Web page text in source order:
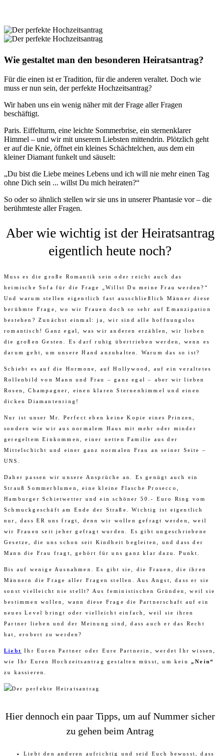
Wie gestaltet man den besonderen Heiratsantrag?
Für die einen ist er Tradition, für die anderen veraltet. Doch wie
muss er nun sein, der perfekte Hochzeitsantrag?
Wir haben uns ein wenig näher mit der Frage aller Fragen
beschäftigt.
Paris. Eiffelturm, eine leichte Sommerbrise, ein sternenklarer
Himmel – und wir mit unserem Liebsten mittendrin. Plötzlich geht
er auf die Knie, öffnet ein kleines Schächtelchen, aus dem ein
kleiner Diamant funkelt und säuselt:
„Du bist die Liebe meines Lebens und ich will nie mehr einen Tag
ohne Dich sein ... willst Du mich heiraten?“
So oder so ähnlich stellen wir sie uns in unserer Phantasie vor – die
berühmteste aller Fragen.
Aber wie wichtig ist der Heiratsantrag
eigentlich heute noch?
Muss es die große Romantik sein oder reicht auch das
heimische Sofa für die Frage „Willst Du meine Frau werden?“
Und warum stellen eigentlich fast ausschließlich Männer diese
berühmte Frage, wo wir Frauen doch so sehr auf Emanzipation
bestehen? Zunächst einmal: ja, wir sind alle hoffnungslos
romantisch! Ganz egal, was wir anderen erzählen, wir lieben
die großen Gesten. Es darf ruhig übertrieben werden, wenn es
darum geht, um unsere Hand anzuhalten. Warum das so ist?
Schiebt es auf die Hormone, auf Hollywood, auf ein veraltetes
Rollenbild von Mann und Frau – ganz egal – aber wir lieben
Rosen, Champagner, einen klaren Sternenhimmel und einen
dicken Diamantenring!
Nur ist unser Mr. Perfect eben keine Kopie eines Prinzen,
sondern wie wir aus normalem Haus mit mehr oder minder
geregeltem Einkommen, einer netten Familie aus der
Mittelschicht und einer ganz normalen Frau an seiner Seite –
UNS.
Daher passen wir unsere Ansprüche an. Es genügt auch ein
Strauß Sommerblumen, eine kleine Flasche Prosecco,
Hamburger Schietwetter und ein schöner 50.- Euro Ring vom
Schmuckgeschäft am Ende der Straße. Wichtig ist eigentlich
nur, dass ER uns fragt, denn wir wollen gefragt werden, weil
wir Frauen seit jeher gefragt wurden. Es gibt ungeschriebene
Gesetze, die uns schon seit Kindheit begleiten, und dass der
Mann die Frau fragt, gehört für uns ganz klar dazu. Punkt.
Bis auf wenige Ausnahmen. Es gibt sie, die Frauen, die ihren
Männern die Frage aller Fragen stellen. Aus Angst, dass er sie
sonst vielleicht nie stellt? Aus feministischen Gründen, weil sie
bestimmen wollen, wann diese Frage die Partnerschaft auf ein
neues Level bringt oder vielleicht einfach, weil sie ihren
Partner lieben und der Meinung sind, dass auch er das Recht
hat, erobert zu werden?
Liebt Ihr Euren Partner oder Eure Partnerin, werdet Ihr wissen,
wie Ihr Euren Hochzeitsantrag gestalten müsst, um kein„Nein“
zu kassieren.
Hier dennoch ein paar Tipps, um auf Nummer sicher
zu gehen beim Antrag
Liebt den anderen aufrichtig und seid Euch bewusst, dass